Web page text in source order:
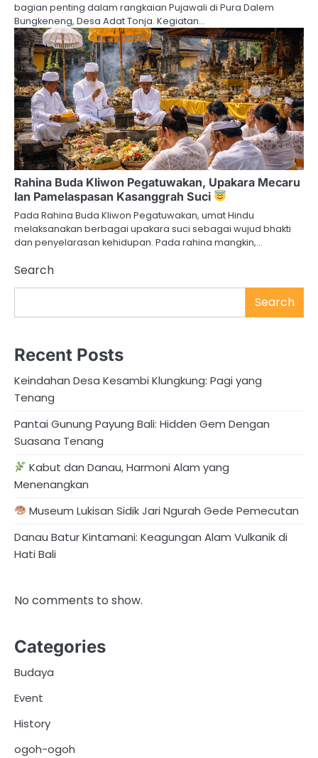
bagian penting dalam rangkaian Pujawali di Pura Dalem
Bungkeneng, Desa Adat Tonja. Kegiatan…
Rahina Buda Kliwon Pegatuwakan, Upakara Mecaru
lan Pamelaspasan Kasanggrah Suci
Pada Rahina Buda Kliwon Pegatuwakan, umat Hindu
melaksanakan berbagai upakara suci sebagai wujud bhakti
dan penyelarasan kehidupan. Pada rahina mangkin,…
Search
Search
Recent Posts
Keindahan Desa Kesambi Klungkung: Pagi yang
Tenang
Pantai Gunung Payung Bali: Hidden Gem Dengan
Suasana Tenang
Kabut dan Danau, Harmoni Alam yang
Menenangkan
Museum Lukisan Sidik Jari Ngurah Gede Pemecutan
Danau Batur Kintamani: Keagungan Alam Vulkanik di
Hati Bali
No comments to show.
Categories
Budaya
Event
History
ogoh-ogoh